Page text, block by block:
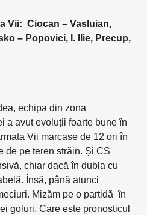
Vii: Ciocan – Vasluian,
– Popovici, I. Ilie, Precup,
echipa din zona
a avut evoluții foarte bune în
Vii marcase de 12 ori în
de pe teren străin. Și CS
chiar dacă în dubla cu
Însă, până atunci
Mizăm pe o partidă în
goluri. Care este pronosticul